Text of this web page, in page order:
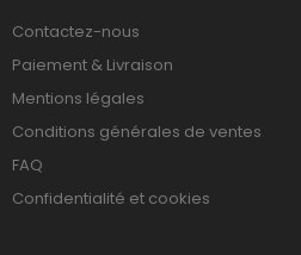
Contactez-nous
Paiement & Livraison
Mentions légales
Conditions générales de ventes
FAQ
Confidentialité et cookies